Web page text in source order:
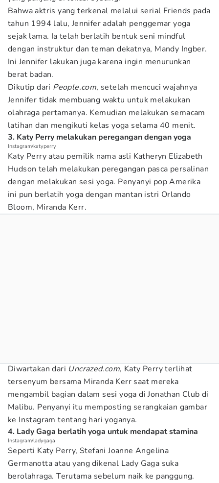
Bahwa aktris yang terkenal melalui serial Friends pada
tahun 1994 lalu, Jennifer adalah penggemar yoga
sejak lama. Ia telah berlatih bentuk seni mindful
dengan instruktur dan teman dekatnya, Mandy Ingber.
Ini Jennifer lakukan juga karena ingin menurunkan
berat badan.
Dikutip dari People.com, setelah mencuci wajahnya
Jennifer tidak membuang waktu untuk melakukan
olahraga pertamanya. Kemudian melakukan semacam
latihan dan mengikuti kelas yoga selama 40 menit.
3. Katy Perry melakukan peregangan dengan yoga
Instagram/katyperry
Katy Perry atau pemilik nama asli Katheryn Elizabeth
Hudson telah melakukan peregangan pasca persalinan
dengan melakukan sesi yoga. Penyanyi pop Amerika
ini pun berlatih yoga dengan mantan istri Orlando
Bloom, Miranda Kerr.
Diwartakan dari Uncrazed.com, Katy Perry terlihat
tersenyum bersama Miranda Kerr saat mereka
mengambil bagian dalam sesi yoga di Jonathan Club di
Malibu. Penyanyi itu memposting serangkaian gambar
ke Instagram tentang hari yoganya.
4. Lady Gaga berlatih yoga untuk mendapat stamina
Instagram/ladygaga
Seperti Katy Perry, Stefani Joanne Angelina
Germanotta atau yang dikenal Lady Gaga suka
berolahraga. Terutama sebelum naik ke panggung.